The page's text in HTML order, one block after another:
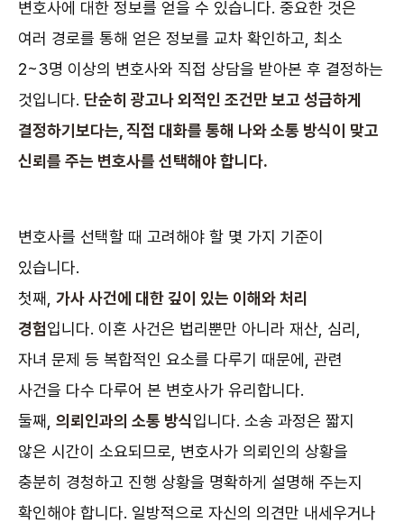
변호사에 대한 정보를 얻을 수 있습니다. 중요한 것은
여러 경로를 통해 얻은 정보를 교차 확인하고, 최소
2~3명 이상의 변호사와 직접 상담을 받아본 후 결정하는
것입니다. 단순히 광고나 외적인 조건만 보고 성급하게
결정하기보다는, 직접 대화를 통해 나와 소통 방식이 맞고
신뢰를 주는 변호사를 선택해야 합니다.
변호사를 선택할 때 고려해야 할 몇 가지 기준이
있습니다.
첫째, 가사 사건에 대한 깊이 있는 이해와 처리
경험입니다. 이혼 사건은 법리뿐만 아니라 재산, 심리,
자녀 문제 등 복합적인 요소를 다루기 때문에, 관련
사건을 다수 다루어 본 변호사가 유리합니다.
둘째, 의뢰인과의 소통 방식입니다. 소송 과정은 짧지
않은 시간이 소요되므로, 변호사가 의뢰인의 상황을
충분히 경청하고 진행 상황을 명확하게 설명해 주는지
확인해야 합니다. 일방적으로 자신의 의견만 내세우거나